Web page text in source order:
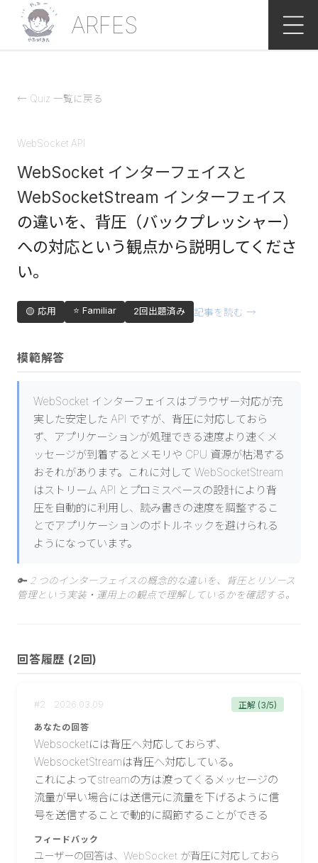
ARFES
← Quiz 一覧に戻る
WebSocket API
WebSocket インターフェイスと
WebSocketStream インターフェイス
の違いを、背圧（バックプレッシャー）
への対応という観点から説明してくださ
い。
🟡 応用 ⭐ Familiar 2回出題済み 記事を読む →
模範解答
WebSocket インターフェイスはブラウザー対応が充
実した安定した API ですが、背圧に対応しておら
ず、アプリケーションが処理できる速度より速くメ
ッセージが到着するとメモリや CPU 資源が枯渇する
おそれがあります。これに対して WebSocketStream
はストリーム API とプロミスベースの設計により背
圧を自動的に利用し、読み書きの速度を調整するこ
とでアプリケーションのボトルネックを避けられる
ようになっています。
🔑 2 つのインターフェイスの概念的な違いを、背圧とリソース
管理という実装・運用上の観点で理解しているかを確認する。
回答履歴 (2 回)
#2 2026.03.09 正解 (3/5)
あなたの回答
Websocketには背圧へ対応しておらず、
WebsocketStreamは背圧へ対応している。
これによってstreamの方は渡ってくるメッセージの
流量が早い場合には送信元に流量を下げるように信
号を送信することで動的に調節することができる
フィードバック
ユーザーの回答は、WebSocket が背圧に対応しておら